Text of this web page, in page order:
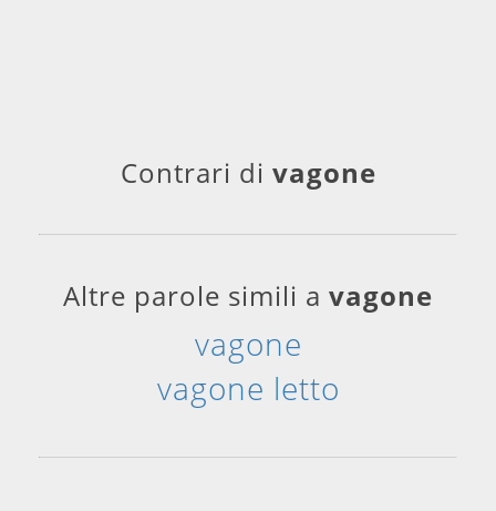
Contrari di vagone
Altre parole simili a vagone
vagone
vagone letto